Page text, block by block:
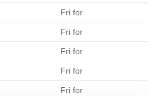
Fri for
Fri for
Fri for
Fri for
Fri for